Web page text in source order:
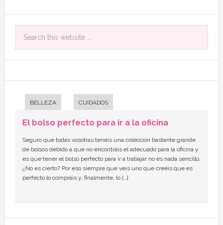
BELLEZA CUIDADOS
El bolso perfecto para ir a la oficina
Seguro que todas vosotras tenéis una colección bastante grande
de bolsos debido a que no encontráis el adecuado para la oficina y
es que tener el bolso perfecto para ir a trabajar no es nada sencillo,
¿No es cierto? Por eso siempre que veis uno que creéis que es
perfecto lo compráis y, finalmente, lo […]